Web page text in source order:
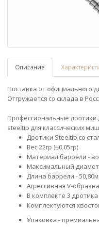
Описание
Поставка от официального
Отгружается со склада в
Профессиональные дротики
steeltip для классических
Дротики Steeltip со
Вес 22гр (±0,05гр)
Материал баррели -
Максимальный
Длина баррели -
Агрессивная V-
В комплекте 3 дротика
Комплектуются
Упаковка -